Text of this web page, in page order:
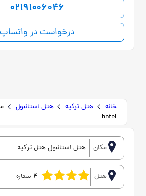
خانه هتل ترکیه هتل استانبول
hotel
مکان هتل استانبول هتل ترکیه
هتل 4 ستاره
02191006046
درخواست در واتساپ